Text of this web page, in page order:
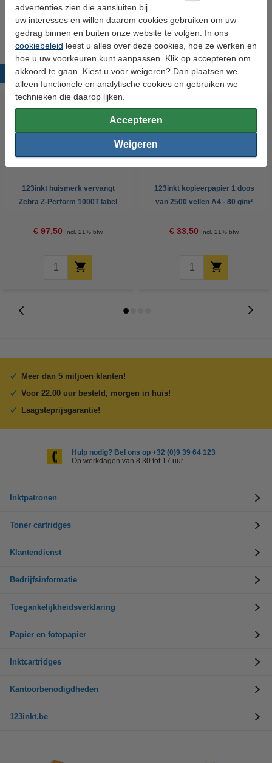
advertenties zien die aansluiten bij
uw interesses en willen daarom cookies gebruiken om uw
gedrag binnen en buiten onze website te volgen. In ons
cookiebeleid leest u alles over deze cookies, hoe ze werken en
hoe u uw voorkeuren kunt aanpassen. Klik op accepteren om
akkoord te gaan. Kiest u voor weigeren? Dan plaatsen we
alleen functionele en analytische cookies en gebruiken we
technieken die daarop lijken.
Accepteren
Weigeren
Wij adviseren u om deze ribbon i.p.v. de originele ribbon te nemen.
Populaire producten
123inkt huismerk vervangt
Zebra Z-Perform 1000T label
rollen)
€ 97,50 Incl. 21% btw
123inkt kopieerpapier 1 doos
van 2500 vellen A4 - 80 g/m²
€ 33,50 Incl. 21% btw
Meer dan 5 miljoen klanten!
Voor 22.00 uur besteld, morgen in huis!
Laagsteprijsgarantie!
Hulp nodig? Bel ons op +32 (0)9 39 64 123
Op werkdagen van 8.30 tot 17 uur
Inktpatronen
Toner cartridges
Klantendienst
Bedrijfsinformatie
Toegankelijkheidsverklaring
Papier en fotopapier
Inktcartridges
Kantoorbenodigdheden
123inkt.be